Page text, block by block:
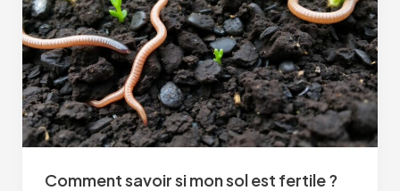
l’ombre
?
Comment savoir si mon sol est fertile ?